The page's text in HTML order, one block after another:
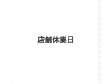
店舗休業日